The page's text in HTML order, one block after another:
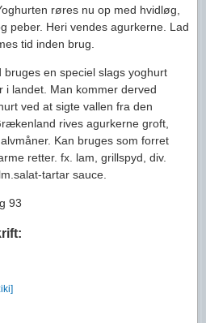
røres nu op med hvidløg,
peber. Heri vendes agurkerne. Lad
tid inden brug.
en speciel slags yoghurt
i landet. Man kommer derved
ved at sigte vallen fra den
rives agurkerne groft,
Kan bruges som forret
retter. fx. lam, grillspyd, div.
tartar sauce.
93